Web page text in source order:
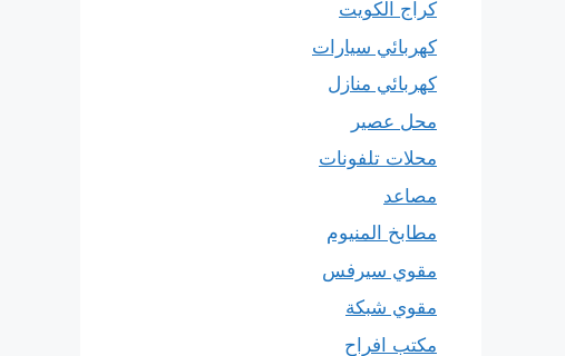
كراج الكويت
كهربائي سيارات
كهربائي منازل
محل عصير
محلات تلفونات
مصاعد
مطابخ المنيوم
مقوي سيرفس
مقوي شبكة
مكتب افراح